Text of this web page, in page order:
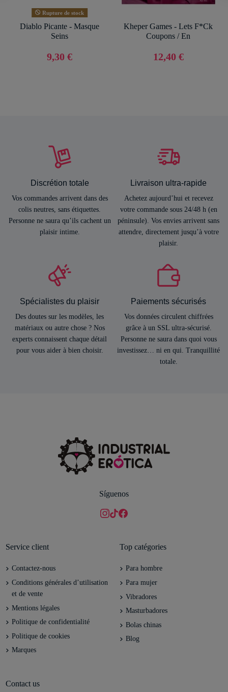
Rupture de stock
Diablo Picante - Masque
Seins
9,30 €
Kheper Games - Lets F*Ck
Coupons / En
12,40 €
Discrétion totale
Vos commandes arrivent dans des
colis neutres, sans étiquettes.
Personne ne saura qu’ils cachent un
plaisir intime.
Livraison ultra-rapide
Achetez aujourd’hui et recevez
votre commande sous 24/48 h (en
péninsule). Vos envies arrivent sans
attendre, directement jusqu’à votre
plaisir.
Spécialistes du plaisir
Des doutes sur les modèles, les
matériaux ou autre chose ? Nos
experts connaissent chaque détail
pour vous aider à bien choisir.
Paiements sécurisés
Vos données circulent chiffrées
grâce à un SSL ultra-sécurisé.
Personne ne saura dans quoi vous
investissez… ni en qui. Tranquillité
totale.
Síguenos
Service client
Contactez-nous
Conditions générales d’utilisation
et de vente
Mentions légales
Politique de confidentialité
Politique de cookies
Marques
Top catégories
Para hombre
Para mujer
Vibradores
Masturbadores
Bolas chinas
Blog
Contact us